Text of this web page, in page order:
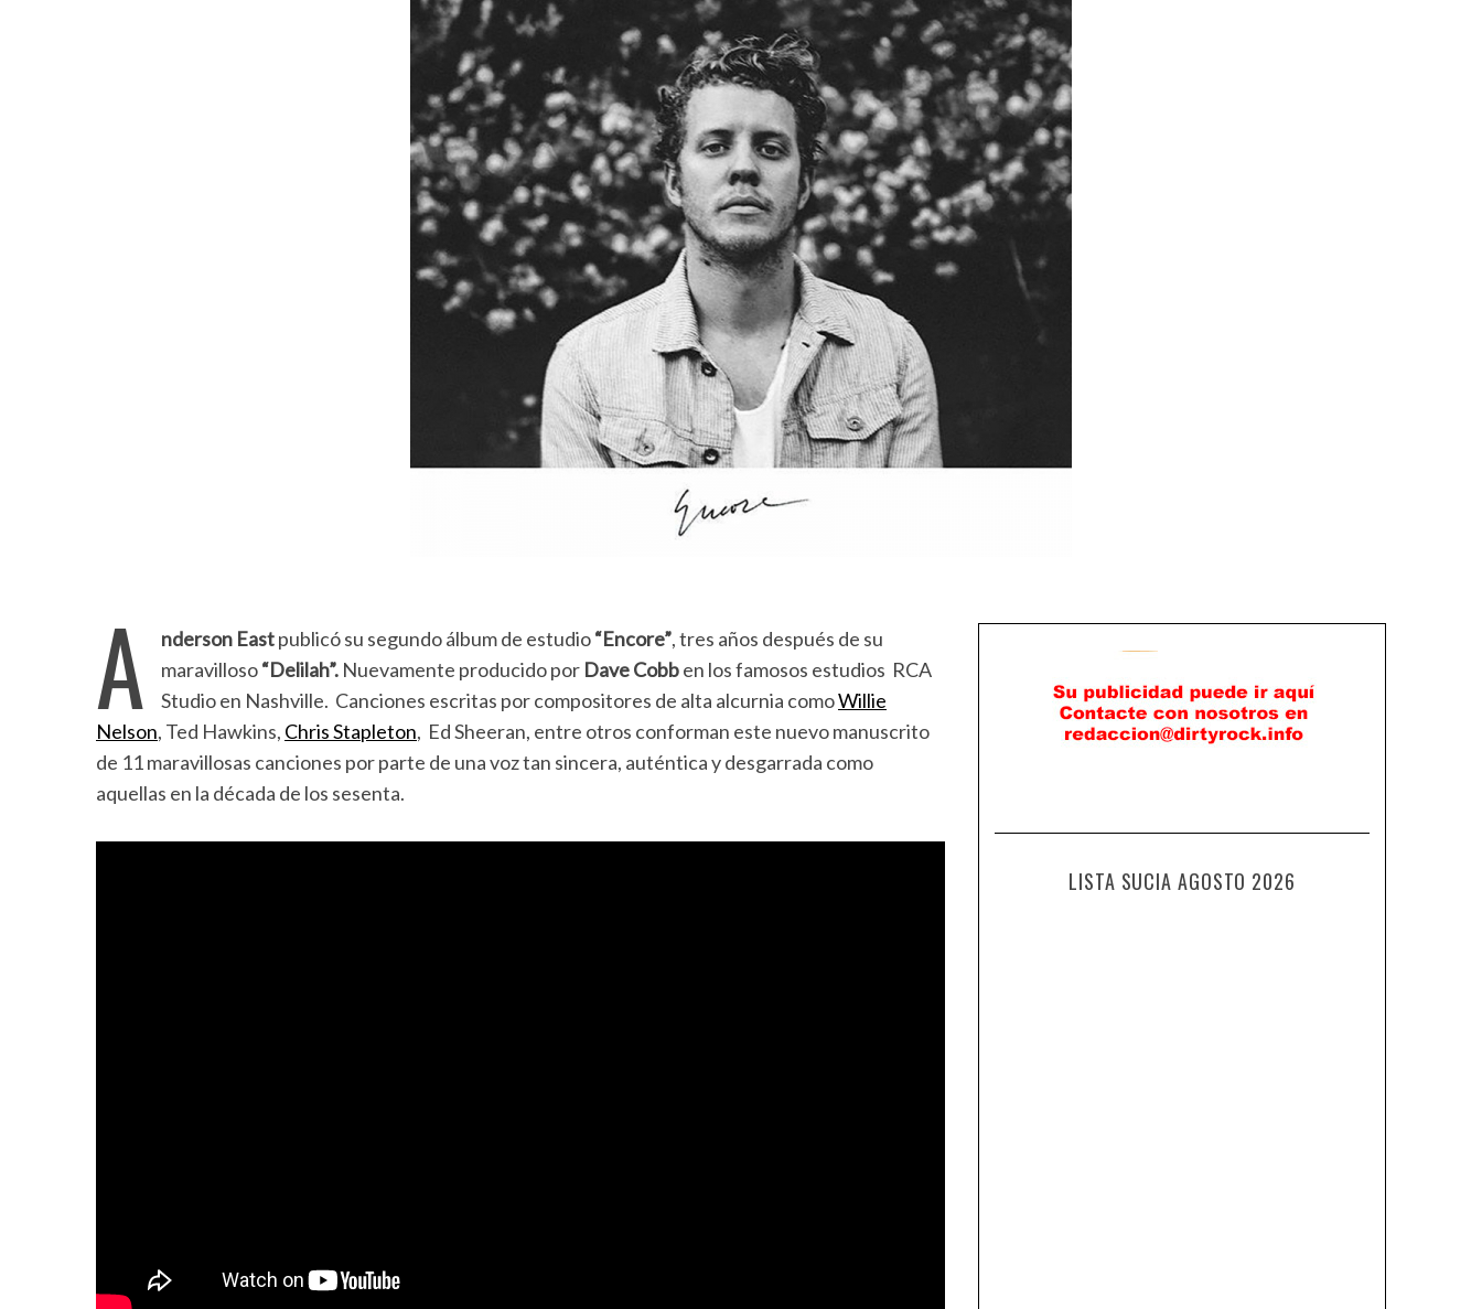
A nderson Eastpublicó su segundo álbum de estudio“Encore”, tres años después de su
maravilloso“Delilah”. Nuevamente producido por Dave Cobben los famosos estudios RCA
Studio en Nashville. Canciones escritas por compositores de alta alcurnia comoWillie
Nelson, Ted Hawkins, Chris Stapleton, Ed Sheeran, entre otros conforman este nuevo manuscrito
de 11 maravillosas canciones por parte de una voz tan sincera, auténtica y desgarrada como
aquellas en la década de los sesenta.
LISTA SUCIA AGOSTO 2026